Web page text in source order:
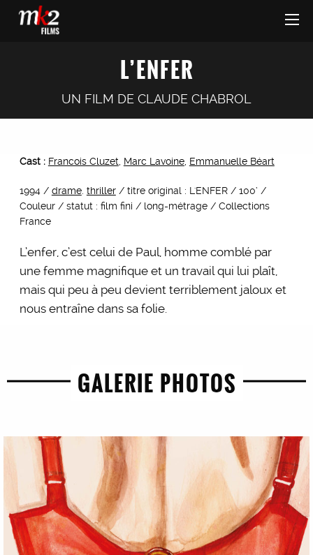
L’ENFER
UN FILM DE CLAUDE CHABROL
Cast : Francois Cluzet, Marc Lavoine, Emmanuelle Béart
1994 / drame. thriller/ titre original : L'ENFER / 100’ /
Couleur / statut : film fini / long-métrage / Collections
France
L’enfer, c’est celui de Paul, homme comblé par
une femme magnifique et un travail qui lui plaît,
mais qui peu à peu devient terriblement jaloux et
nous entraîne dans sa folie.
GALERIE PHOTOS